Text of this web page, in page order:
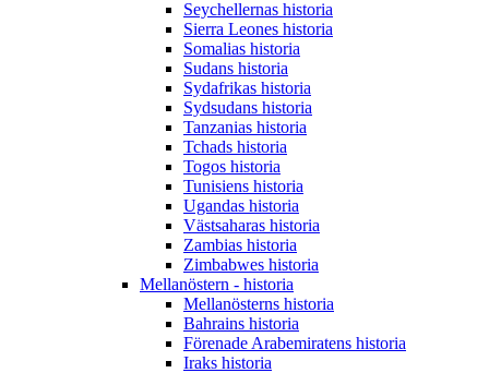
Seychellernas historia
Sierra Leones historia
Somalias historia
Sudans historia
Sydafrikas historia
Sydsudans historia
Tanzanias historia
Tchads historia
Togos historia
Tunisiens historia
Ugandas historia
Västsaharas historia
Zambias historia
Zimbabwes historia
Mellanöstern - historia
Mellanösterns historia
Bahrains historia
Förenade Arabemiratens historia
Iraks historia